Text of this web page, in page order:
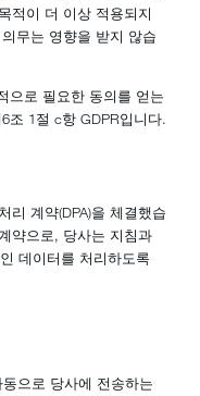
적이 더 이상 적용되지
무는 영향을 받지 않습
으로 필요한 동의를 얻는
조 1절 c항 GDPR입니다.
리 계약(DPA)을 체결했습
약으로, 당사는 지침과
데이터를 처리하도록
으로 당사에 전송하는